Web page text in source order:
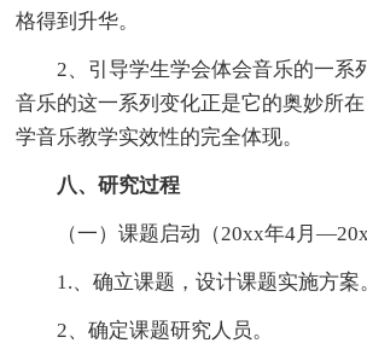
格得到升华。
2、引导学生学会体会音乐的一系
音乐的这一系列变化正是它的奥妙所
学音乐教学实效性的完全体现。
八、研究过程
（一）课题启动（20xx年4月
1.、确立课题，设计课题实施方案
2、确定课题研究人员。